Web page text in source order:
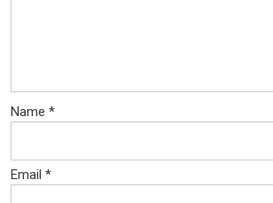
Name *
Email *